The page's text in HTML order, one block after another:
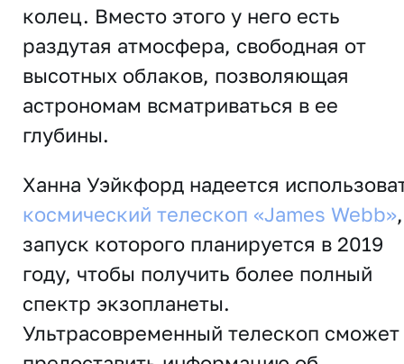
колец. Вместо этого у него есть
раздутая атмосфера, свободная от
высотных облаков, позволяющая
астрономам всматриваться в ее
глубины.
Ханна Уэйкфорд надеется
космический телескоп «James Webb»,
запуск которого планируется в 2019
году, чтобы получить более полный
спектр экзопланеты.
Ультрасовременный телескоп сможет